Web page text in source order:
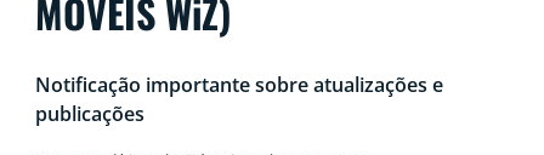
MÓVEIS WiZ)
Notificação importante sobre atualizações e
publicações